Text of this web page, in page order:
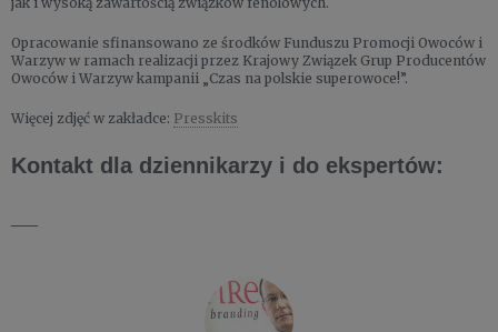
Opracowanie sfinansowano ze środków Funduszu Promocji Owoców i
Warzyw w ramach realizacji przez Krajowy Związek Grup Producentów
Owoców i Warzyw kampanii „Czas na polskie superowoce!”.
Więcej zdjęć w zakładce: Presskits
Kontakt dla dziennikarzy i do ekspertów: